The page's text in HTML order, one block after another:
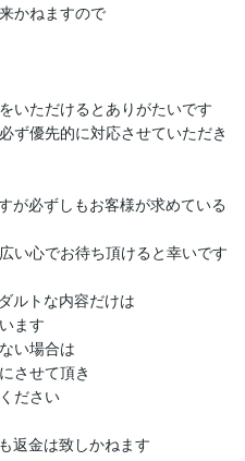
かねますので
いただけるとありがたいです
ず優先的に対応させていただき
が必ずしもお客様が求めている
い心でお待ち頂けると幸いです
ルトな内容だけは
ます
い場合は
させて頂き
ださい
返金は致しかねます